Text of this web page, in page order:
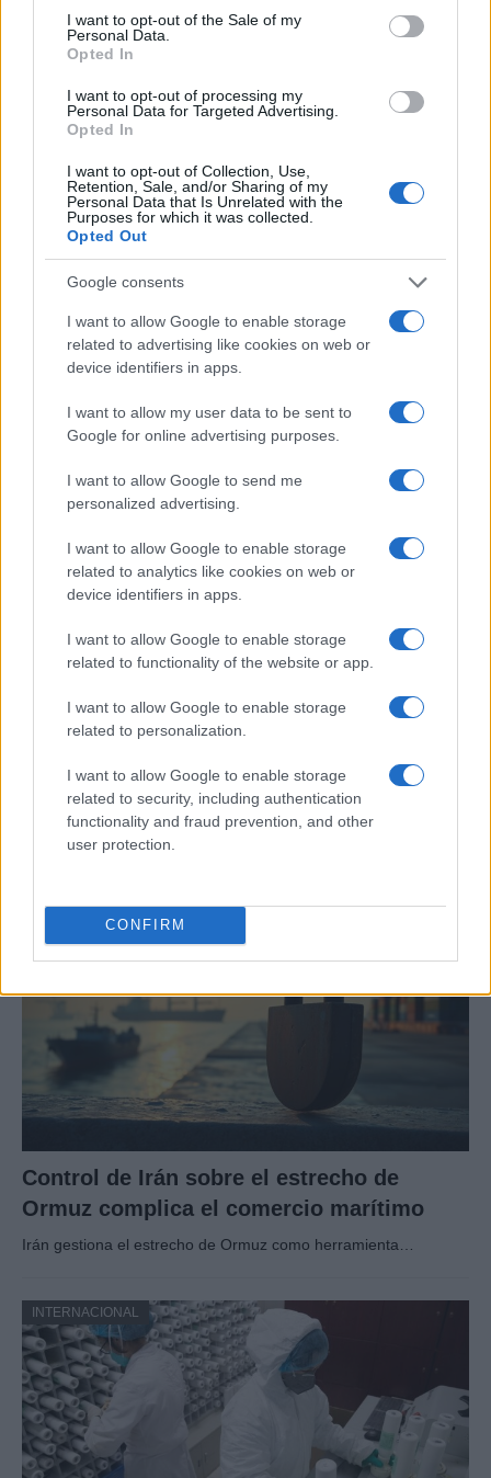
consent section.
I want to opt-out of the Sale of my
Personal Data.
Opted In
I want to opt-out of processing my
Personal Data for Targeted Advertising.
Opted In
I want to opt-out of Collection, Use,
Retention, Sale, and/or Sharing of my
Personal Data that Is Unrelated with the
Purposes for which it was collected.
Opted Out
Google consents
I want to allow Google to enable storage
related to advertising like cookies on web or
device identifiers in apps.
I want to allow my user data to be sent to
Google for online advertising purposes.
I want to allow Google to send me
personalized advertising.
I want to allow Google to enable storage
related to analytics like cookies on web or
device identifiers in apps.
I want to allow Google to enable storage
related to functionality of the website or app.
I want to allow Google to enable storage
related to personalization.
I want to allow Google to enable storage
related to security, including authentication
functionality and fraud prevention, and other
user protection.
CONFIRM
El próximo 12 de agosto, el eclipse solar…
INTERNACIONAL
Guía práctica para entender conflictos
internacionales paso a paso
Domina el arte de evaluar fuentes y mapas,…
INTERNACIONAL
Corte Penal Internacional: cómo funciona
y su impacto global
La Corte Penal Internacional es un pilar fundamental…
INTERNACIONAL
Control de Irán sobre el estrecho de
Ormuz complica el comercio marítimo
Irán gestiona el estrecho de Ormuz como herramienta…
INTERNACIONAL